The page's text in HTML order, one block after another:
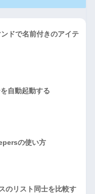
ドで名前付きのアイテ
自動起動する
の使い方
のリスト同士を比較す